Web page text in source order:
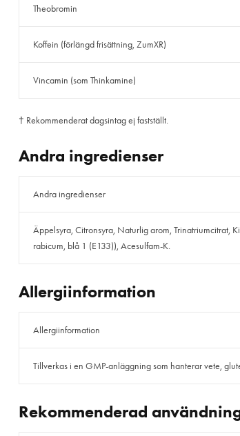
Theobromin
Koffein (förlängd frisättning, ZumXR)
Vincamin (som Thinkamine)
† Rekommenderat dagsintag ej fastställt.
Andra ingredienser
Andra ingredienser
Äppelsyra, Citronsyra, Naturlig arom, Trinatriumcitrat,
rabicum, blå 1 (E133)), Acesulfam-K.
Allergiinformation
Allergiinformation
Tillverkas i en GMP-anläggning som hanterar vete,
Rekommenderad